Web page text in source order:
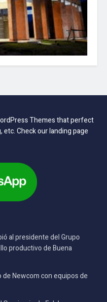
Themes that perfect
Check our landing page
al presidente del Grupo
productivo de Buena
Newcom con equipos de